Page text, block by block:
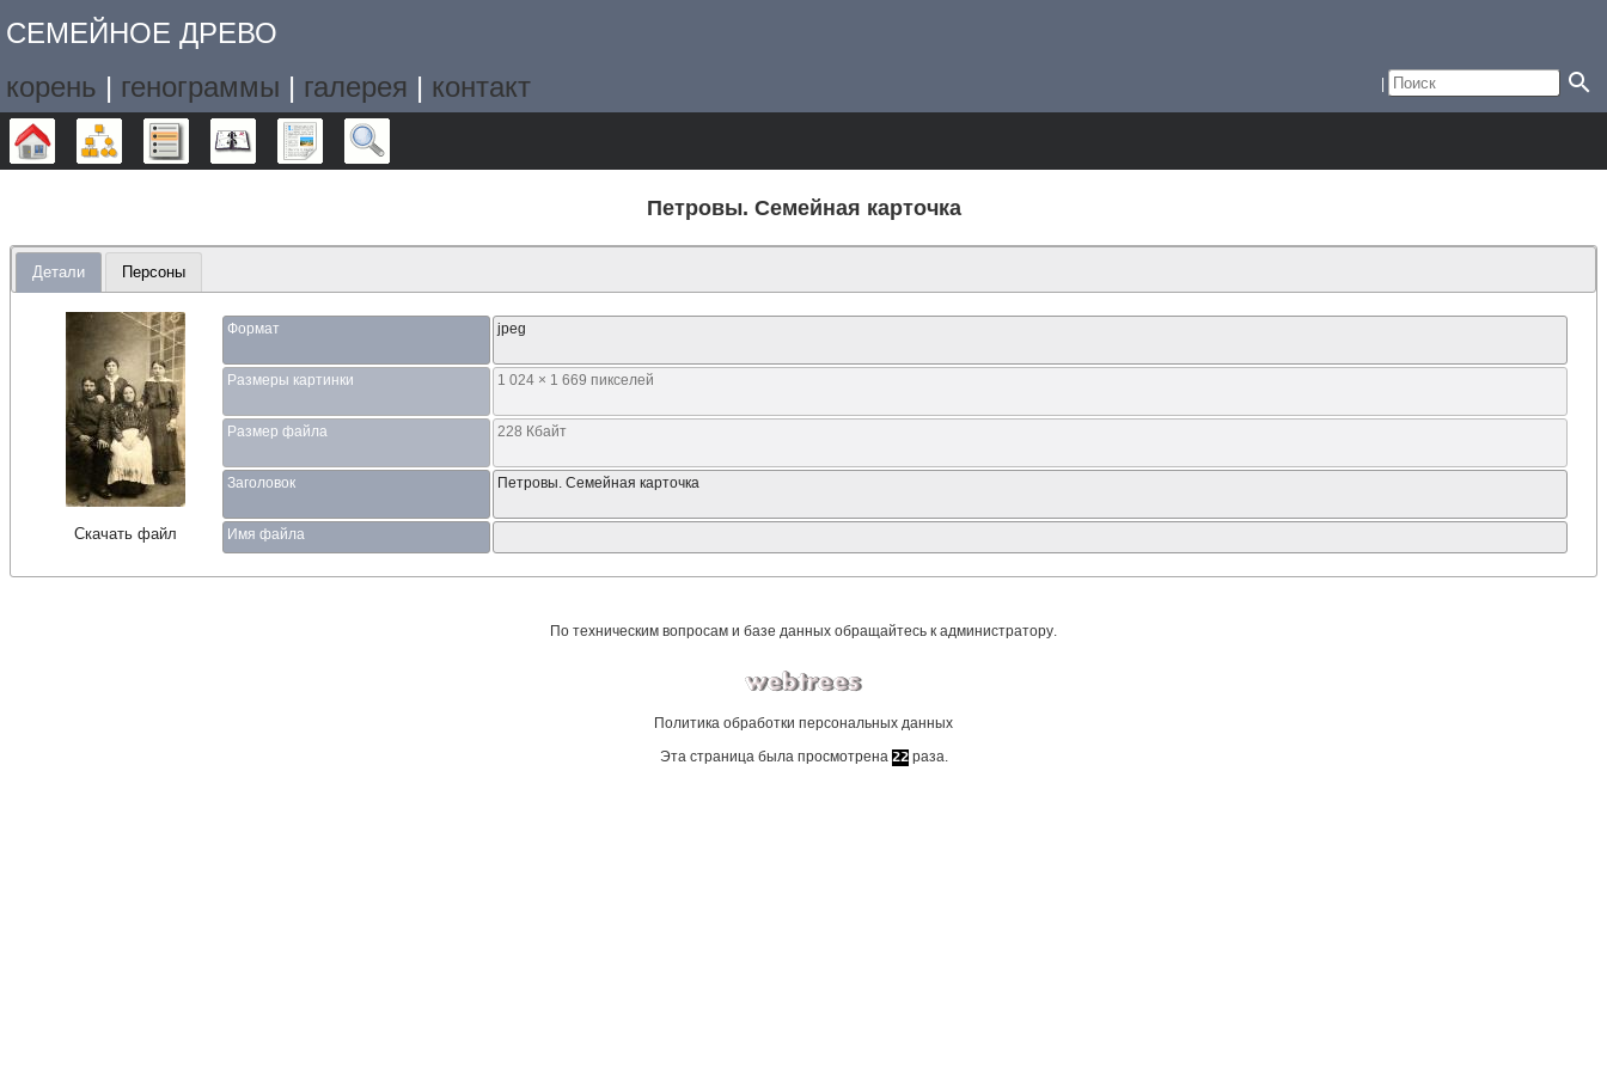
СЕМЕЙНОЕ ДРЕВО
корень | генограммы | галерея | контакт
Дерево Графики Списки Календарь Отчёты
Петровы. Семейная карточка
Детали Персоны
Скачать файл
Формат jpeg
Размеры картинки 1 024 × 1 669 пикселей
Размер файла 228 Кбайт
Заголовок Петровы. Семейная карточка
Имя файла
По техническим вопросам и базе данных обращайтесь к администратору.
Политика обработки персональных данных
Эта страница была просмотрена 22раза.